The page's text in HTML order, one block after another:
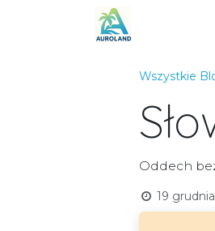
Wszystkie
Oddech
19